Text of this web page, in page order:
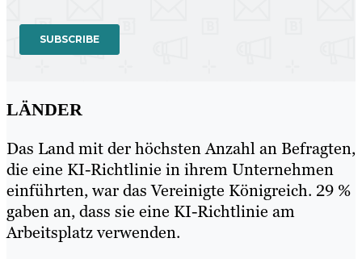
LÄNDER
Das Land mit der höchsten Anzahl an Befragten,
die eine KI-Richtlinie in ihrem Unternehmen
einführten, war das Vereinigte Königreich. 29 %
gaben an, dass sie eine KI-Richtlinie am
Arbeitsplatz verwenden.